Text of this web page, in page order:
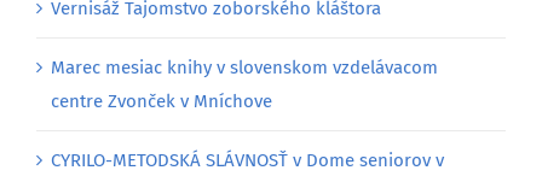
Vernisáž Tajomstvo zoborského kláštora
Marec mesiac knihy v slovenskom vzdelávacom
centre Zvonček v Mníchove
CYRILO-METODSKÁ SLÁVNOSŤ v Dome seniorov v